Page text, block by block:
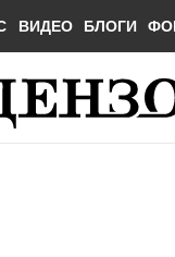
ВИДЕО БЛОГИ